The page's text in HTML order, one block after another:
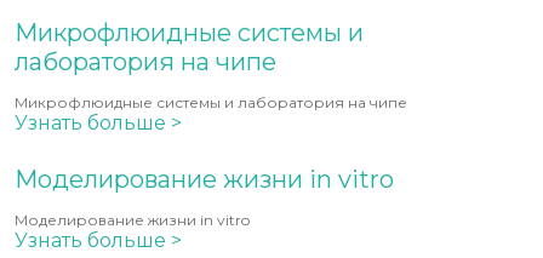
Микрофлюидные системы и
лаборатория на чипе
Микрофлюидные системы и лаборатория на чипе
Узнать больше >
Моделирование жизни in vitro
Моделирование жизни in vitro
Узнать больше >